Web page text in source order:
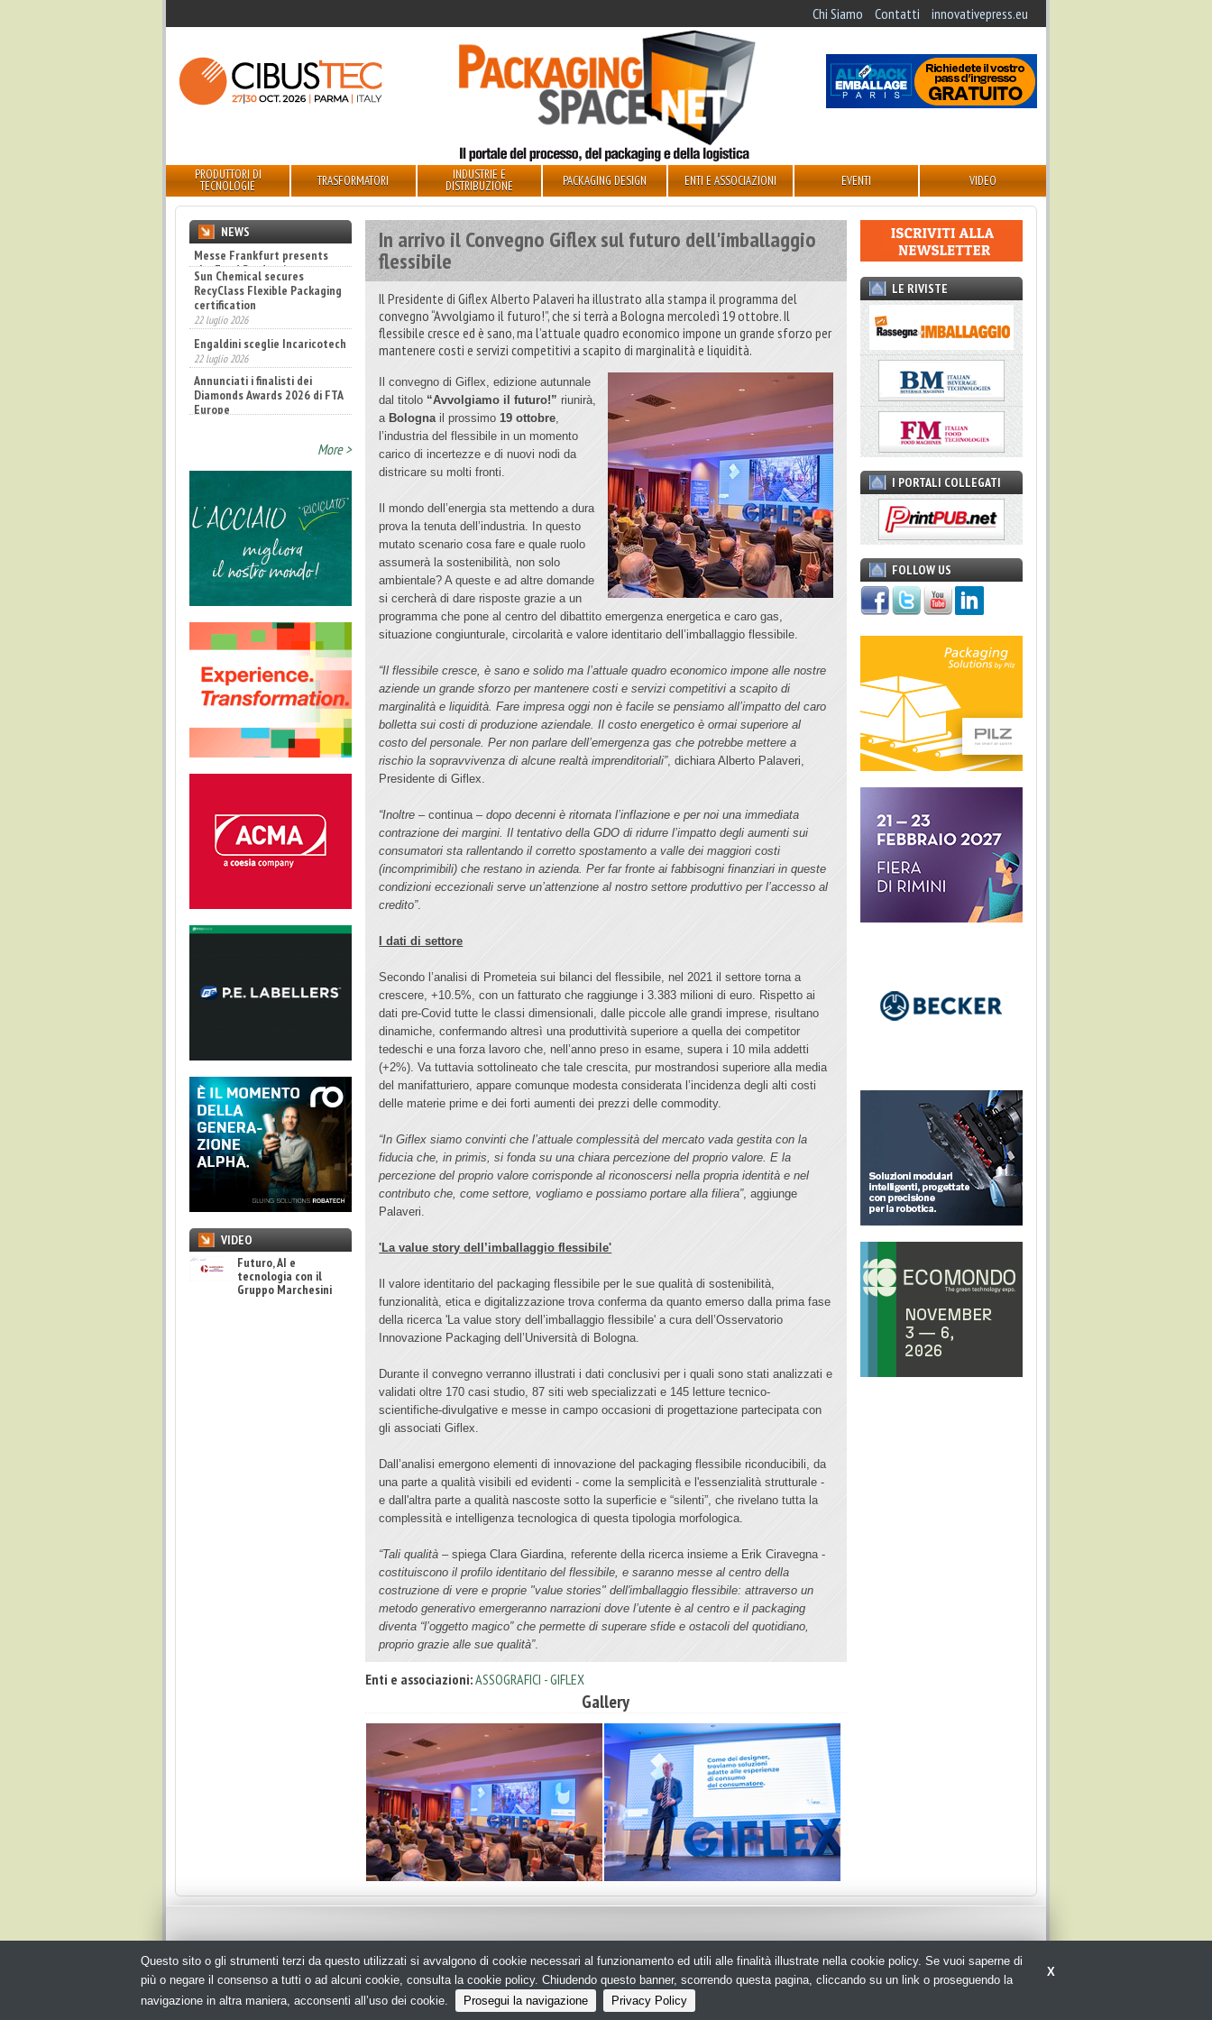
Chi Siamo Contatti innovativepress.eu
PRODUTTORI DI
TECNOLOGIE TRASFORMATORI INDUSTRIE E
DISTRIBUZIONE PACKAGING DESIGN ENTI E ASSOCIAZIONI EVENTI VIDEO
In arrivo il Convegno Giflex sul futuro dell'imballaggio
flessibile
Il Presidente di Giflex Alberto Palaveri ha illustrato alla stampa il programma del
convegno “Avvolgiamo il futuro!”, che si terrà a Bologna mercoledì 19 ottobre. Il
flessibile cresce ed è sano, ma l’attuale quadro economico impone un grande sforzo per
mantenere costi e servizi competitivi a scapito di marginalità e liquidità.
Il convegno di Giflex, edizione autunnale
dal titolo “Avvolgiamo il futuro!” riunirà,
a Bolognail prossimo 19 ottobre,
l’industria del flessibile in un momento
carico di incertezze e di nuovi nodi da
districare su molti fronti.
Il mondo dell’energia sta mettendo a dura
prova la tenuta dell’industria. In questo
mutato scenario cosa fare e quale ruolo
assumerà la sostenibilità, non solo
ambientale? A queste e ad altre domande
si cercherà di dare risposte grazie a un
programma che pone al centro del dibattito emergenza energetica e caro gas,
situazione congiunturale, circolarità e valore identitario dell’imballaggio flessibile.
“Il flessibile cresce, è sano e solido ma l’attuale quadro economico impone alle nostre
aziende un grande sforzo per mantenere costi e servizi competitivi a scapito di
marginalità e liquidità. Fare impresa oggi non è facile se pensiamo all’impatto del caro
bolletta sui costi di produzione aziendale. Il costo energetico è ormai superiore al
costo del personale. Per non parlare dell’emergenza gas che potrebbe mettere a
rischio la sopravvivenza di alcune realtà imprenditoriali”, dichiara Alberto Palaveri,
Presidente di Giflex.
“Inoltre – continua –dopo decenni è ritornata l’inflazione e per noi una immediata
contrazione dei margini. Il tentativo della GDO di ridurre l’impatto degli aumenti sui
consumatori sta rallentando il corretto spostamento a valle dei maggiori costi
(incomprimibili) che restano in azienda. Per far fronte ai fabbisogni finanziari in queste
condizioni eccezionali serve un’attenzione al nostro settore produttivo per l’accesso al
credito”.
I dati di settore
Secondo l’analisi di Prometeia sui bilanci del flessibile, nel 2021 il settore torna a
crescere, +10.5%, con un fatturato che raggiunge i 3.383 milioni di euro. Rispetto ai
dati pre-Covid tutte le classi dimensionali, dalle piccole alle grandi imprese, risultano
dinamiche, confermando altresì una produttività superiore a quella dei competitor
tedeschi e una forza lavoro che, nell’anno preso in esame, supera i 10 mila addetti
(+2%). Va tuttavia sottolineato che tale crescita, pur mostrandosi superiore alla media
del manifatturiero, appare comunque modesta considerata l’incidenza degli alti costi
delle materie prime e dei forti aumenti dei prezzi delle commodity.
“In Giflex siamo convinti che l’attuale complessità del mercato vada gestita con la
fiducia che, in primis, si fonda su una chiara percezione del proprio valore. E la
percezione del proprio valore corrisponde al riconoscersi nella propria identità e nel
contributo che, come settore, vogliamo e possiamo portare alla filiera”, aggiunge
Palaveri.
'La value story dell’imballaggio flessibile'
Il valore identitario del packaging flessibile per le sue qualità di sostenibilità,
funzionalità, etica e digitalizzazione trova conferma da quanto emerso dalla prima fase
della ricerca 'La value story dell’imballaggio flessibile' a cura dell’Osservatorio
Innovazione Packaging dell’Università di Bologna.
Durante il convegno verranno illustrati i dati conclusivi per i quali sono stati analizzati e
validati oltre 170 casi studio, 87 siti web specializzati e 145 letture tecnico-
scientifiche-divulgative e messe in campo occasioni di progettazione partecipata con
gli associati Giflex.
Dall’analisi emergono elementi di innovazione del packaging flessibile riconducibili, da
una parte a qualità visibili ed evidenti - come la semplicità e l'essenzialità strutturale -
e dall'altra parte a qualità nascoste sotto la superficie e “silenti”, che rivelano tutta la
complessità e intelligenza tecnologica di questa tipologia morfologica.
“Tali qualità – spiega Clara Giardina, referente della ricerca insieme a Erik Ciravegna -
costituiscono il profilo identitario del flessibile, e saranno messe al centro della
costruzione di vere e proprie "value stories" dell'imballaggio flessibile: attraverso un
metodo generativo emergeranno narrazioni dove l’utente è al centro e il packaging
diventa “l’oggetto magico” che permette di superare sfide e ostacoli del quotidiano,
proprio grazie alle sue qualità”.
Enti e associazioni:ASSOGRAFICI - GIFLEX
Gallery
NEWS
Sun Chemical secures
RecyClass Flexible Packaging
certification
22 luglio 2026
Engaldini sceglie Incaricotech
22 luglio 2026
Annunciati i finalisti dei
Diamonds Awards 2026 di FTA
Europe
14 luglio 2026
More >
VIDEO
Futuro, AI e
tecnologia con il
Gruppo Marchesini
LE RIVISTE
I PORTALI COLLEGATI
FOLLOW US
© Copyright 2026. Packagingspace.net - Il portale del packaging - N.ro Iscrizione ROC 35480 - X
Questo sito o gli strumenti terzi da questo utilizzati si avvalgono di cookie necessari al funzionamento ed utili alle finalità illustrate nella cookie policy. Se vuoi saperne di
più o negare il consenso a tutti o ad alcuni cookie, consulta la cookie policy. Chiudendo questo banner, scorrendo questa pagina, cliccando su un link o proseguendo la
navigazione in altra maniera, acconsenti all’uso dei cookie.
Prosegui la navigazione Privacy Policy